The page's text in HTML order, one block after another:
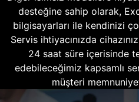
desteğine sahip olarak,
bilgisayarları ile kendinizi
Servis ihtiyacınızda
24 saat süre içerisinde
edebileceğimiz kapsamlı
müşteri